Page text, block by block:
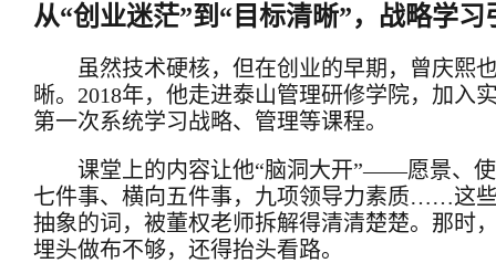
从“创业迷茫”到“目标清晰”，战略学习
虽然技术硬核，但在创业的早期，曾庆熙
晰。2018年，他走进泰山管理研修学院，加入
第一次系统学习战略、管理等课程。
课堂上的内容让他“脑洞大开”——愿景、
七件事、横向五件事，九项领导力素质……这
抽象的词，被董权老师拆解得清清楚楚。那时
埋头做布不够，还得抬头看路。